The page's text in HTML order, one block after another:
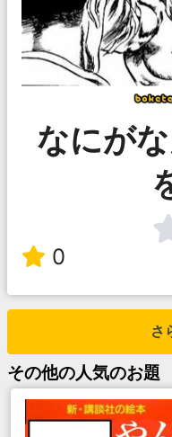
なにが
0
さ
その他の人気のお題